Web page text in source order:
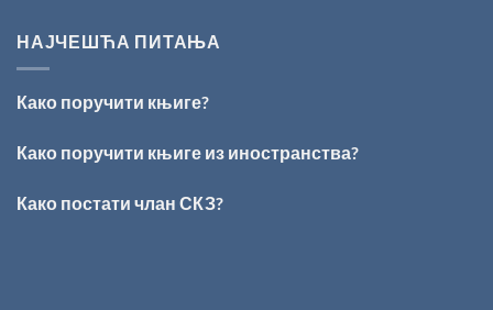
„Милован
поезију
НАЈЧЕШЋА ПИТАЊА
Како поручити књиге?
Како поручити књиге из иностранства?
Како постати члан СКЗ?